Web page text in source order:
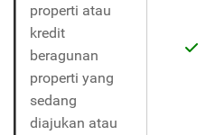
properti atau
kredit
beragunan
properti yang
sedang
diajukan atau